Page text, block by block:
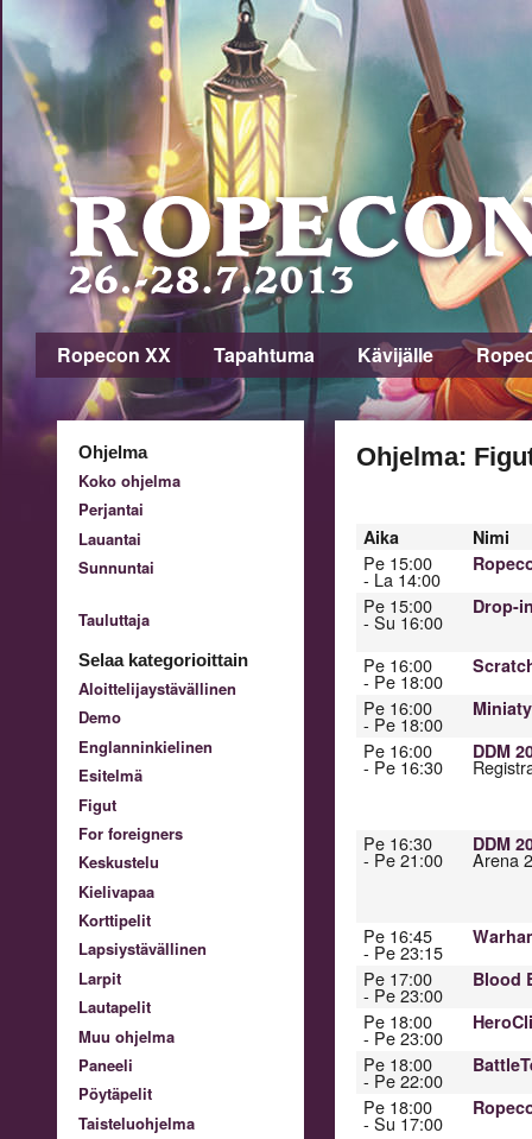
Ropecon XX Tapahtuma Kävijälle
Ohjelma
Koko ohjelma
Perjantai
Lauantai
Sunnuntai
Tauluttaja
Selaa kategorioittain
Aloittelijaystävällinen
Demo
Englanninkielinen
Esitelmä
Figut
For foreigners
Keskustelu
Kielivapaa
Korttipelit
Lapsiystävällinen
Larpit
Lautapelit
Muu ohjelma
Paneeli
Pöytäpelit
Taisteluohjelma
Ohjelma:
Aika Nimi
Pe 15:00
- La 14:00
Pe 15:00
- Su 16:00
Drop-
Pe 16:00
- Pe 18:00
Pe 16:00
- Pe 18:00
Pe 16:00
- Pe 16:30
DDM
Pe 16:30
- Pe 21:00
DDM
Arena
Pe 16:45
- Pe 23:15
Pe 17:00
- Pe 23:00
Blood
Pe 18:00
- Pe 23:00
Pe 18:00
- Pe 22:00
Pe 18:00
- Su 17:00